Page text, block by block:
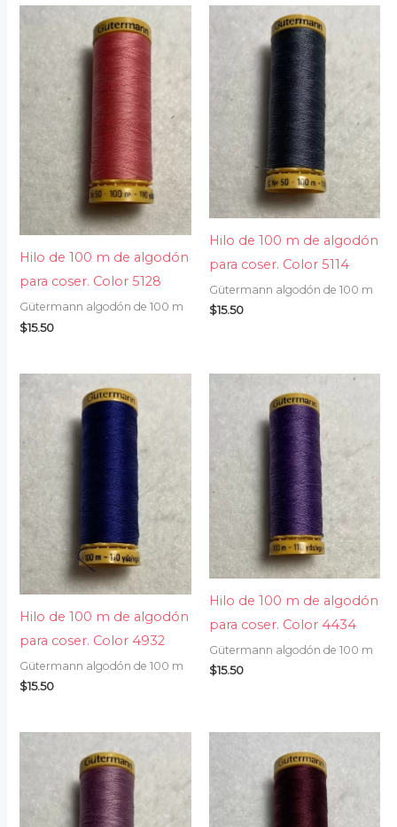
Hilo de 100 m de algodón
para coser. Color 5128
Gütermann algodón de 100 m
$15.50
Hilo de 100 m de algodón
para coser. Color 5114
Gütermann algodón de 100 m
$15.50
Hilo de 100 m de algodón
para coser. Color 4932
Gütermann algodón de 100 m
$15.50
Hilo de 100 m de algodón
para coser. Color 4434
Gütermann algodón de 100 m
$15.50